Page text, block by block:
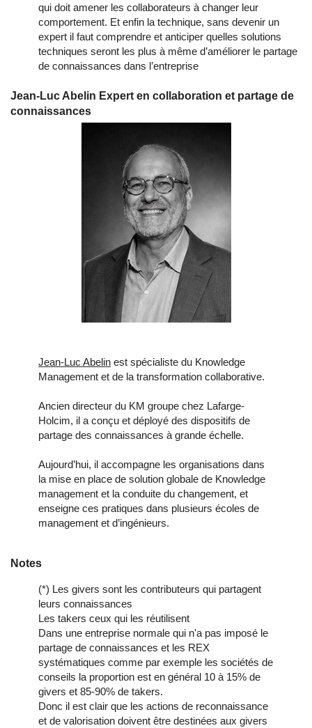
qui doit amener les collaborateurs à changer leur
comportement. Et enfin la technique, sans devenir un
expert il faut comprendre et anticiper quelles solutions
techniques seront les plus à même d’améliorer le partage
de connaissances dans l’entreprise
Jean-Luc Abelin Expert en collaboration et partage de
connaissances
Jean-Luc Abelin est spécialiste du Knowledge
Management et de la transformation collaborative.
Ancien directeur du KM groupe chez Lafarge-
Holcim, il a conçu et déployé des dispositifs de
partage des connaissances à grande échelle.
Aujourd’hui, il accompagne les organisations dans
la mise en place de solution globale de Knowledge
management et la conduite du changement, et
enseigne ces pratiques dans plusieurs écoles de
management et d’ingénieurs.
Notes
(*) Les givers sont les contributeurs qui partagent
leurs connaissances
Les takers ceux qui les réutilisent
Dans une entreprise normale qui n'a pas imposé le
partage de connaissances et les REX
systématiques comme par exemple les sociétés de
conseils la proportion est en général 10 à 15% de
givers et 85-90% de takers.
Donc il est clair que les actions de reconnaissance
et de valorisation doivent être destinées aux givers